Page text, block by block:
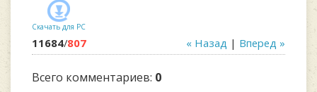
Скачать для PC
« Назад | Вперед »
11684/807
Всего комментариев: 0